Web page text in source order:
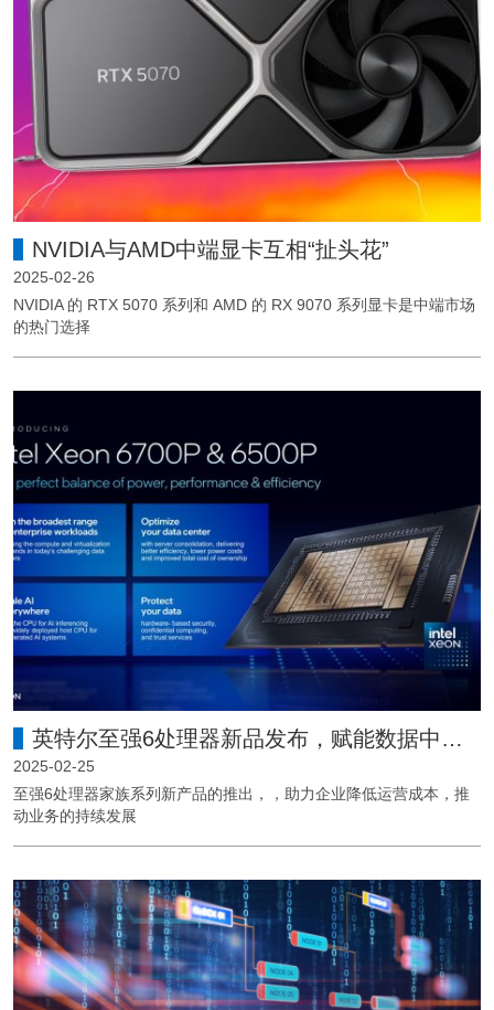
NVIDIA与AMD中端显卡互相“扯头花”
2025-02-26
NVIDIA 的 RTX 5070 系列和 AMD 的 RX 9070 系列显卡是中端市场
的热门选择
英特尔至强6处理器新品发布，赋能数据中心与网络升级
2025-02-25
至强6处理器家族系列新产品的推出，，助力企业降低运营成本，推
动业务的持续发展